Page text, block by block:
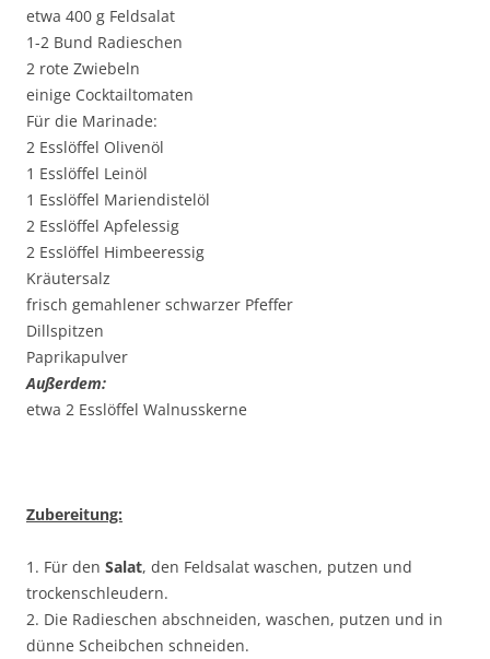
etwa 400 g Feldsalat
1-2 Bund Radieschen
2 rote Zwiebeln
einige Cocktailtomaten
Für die Marinade:
2 Esslöffel Olivenöl
1 Esslöffel Leinöl
1 Esslöffel Mariendistelöl
2 Esslöffel Apfelessig
2 Esslöffel Himbeeressig
Kräutersalz
frisch gemahlener schwarzer Pfeffer
Dillspitzen
Paprikapulver
Außerdem:
etwa 2 Esslöffel Walnusskerne
Zubereitung:
1. Für den Salat, den Feldsalat waschen, putzen und
trockenschleudern.
2. Die Radieschen abschneiden, waschen, putzen und in
dünne Scheibchen schneiden.